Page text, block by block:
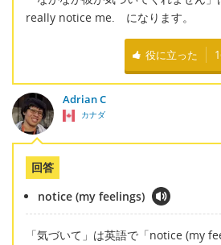
really notice me. になります。
役に立った
Adrian C
カナダ
回答
notice (my feelings)
「気づいて」は英語で「notice (my